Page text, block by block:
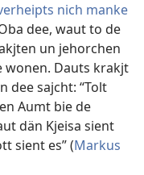
nich manke
dee, waut to de
un jehorchen
wonen. Dauts krakjt
dee sajcht: “Tolt
Aumt bie de
dän Kjeisa sient
sient es” (Markus